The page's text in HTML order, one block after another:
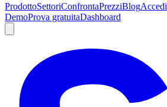
ProdottoSettoriConfrontaPrezziBlogAccedi
DemoProva gratuitaDashboard